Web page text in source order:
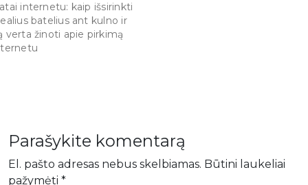
internetu: kaip išsirinkti
batelius ant kulno ir
verta žinoti apie pirkimą
Parašykite komentarą
El. pašto adresas nebus skelbiamas. Būtini laukeliai
pažymėti *